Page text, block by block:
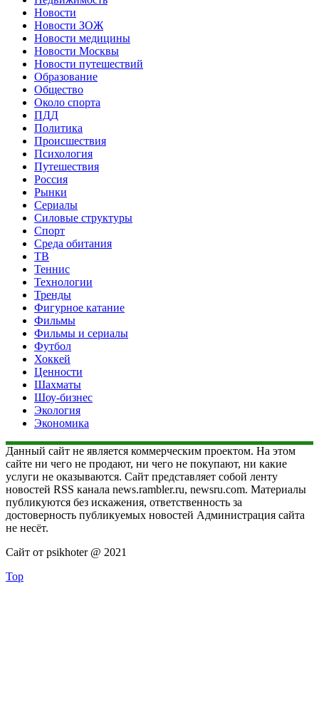
Новости
Новости ЗОЖ
Новости медицины
Новости Москвы
Новости путешествий
Образование
Общество
Около спорта
ПДД
Политика
Происшествия
Психология
Путешествия
Россия
Рынки
Сериалы
Силовые структуры
Спорт
Среда обитания
ТВ
Теннис
Технологии
Тренды
Фигурное катание
Фильмы
Фильмы и сериалы
Футбол
Хоккей
Ценности
Шахматы
Шоу-бизнес
Экология
Экономика
Данный сайт не является коммерческим проектом. На этом
сайте ни чего не продают, ни чего не покупают, ни какие
услуги не оказываются. Сайт представляет собой ленту
новостей RSS канала news.rambler.ru, newsru.com. Материалы
публикуются без искажения, ответственность за
достоверность публикуемых новостей Администрация сайта
не несёт.
Сайт от psikhoter @ 2021
Top